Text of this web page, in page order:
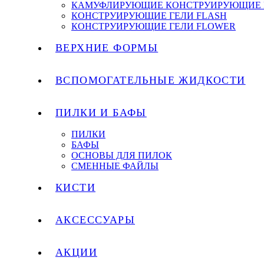
КАМУФЛИРУЮЩИЕ КОНСТРУИРУЮЩИЕ
КОНСТРУИРУЮЩИЕ ГЕЛИ FLASH
КОНСТРУИРУЮЩИЕ ГЕЛИ FLOWER
ВЕРХНИЕ ФОРМЫ
ВСПОМОГАТЕЛЬНЫЕ ЖИДКОСТИ
ПИЛКИ И БАФЫ
ПИЛКИ
БАФЫ
ОСНОВЫ ДЛЯ ПИЛОК
СМЕННЫЕ ФАЙЛЫ
КИСТИ
АКСЕССУАРЫ
АКЦИИ